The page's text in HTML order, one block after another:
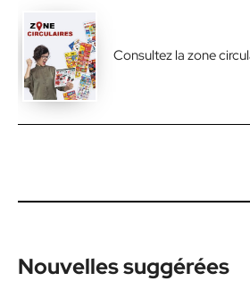
Consultez la zone
Nouvelles suggérées